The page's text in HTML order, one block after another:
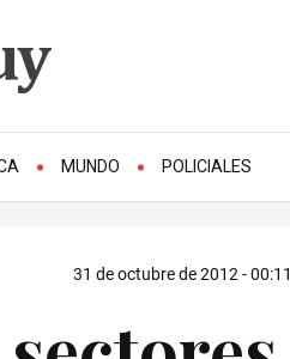
MUNDO
POLICIALES
31 de octubre de 2012 - 00:11